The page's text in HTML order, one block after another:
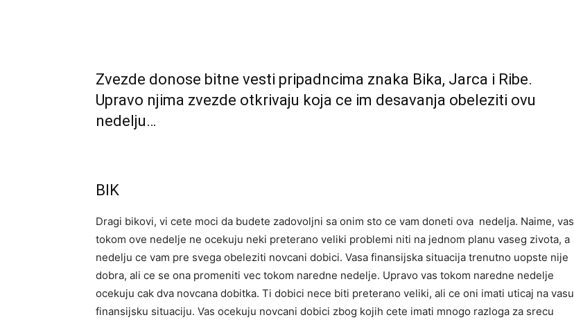
Zvezde donose bitne vesti pripadncima znaka Bika, Jarca i Ribe.
Upravo njima zvezde otkrivaju koja ce im desavanja obeleziti ovu
nedelju…
BIK
Dragi bikovi, vi cete moci da budete zadovoljni sa onim sto ce vam doneti ova nedelja. Naime, vas
tokom ove nedelje ne ocekuju neki preterano veliki problemi niti na jednom planu vaseg zivota, a
nedelju ce vam pre svega obeleziti novcani dobici. Vasa finansijska situacija trenutno uopste nije
dobra, ali ce se ona promeniti vec tokom naredne nedelje. Upravo vas tokom naredne nedelje
ocekuju cak dva novcana dobitka. Ti dobici nece biti preterano veliki, ali ce oni imati uticaj na vasu
finansijsku situaciju. Vas ocekuju novcani dobici zbog kojih cete imati mnogo razloga za srecu